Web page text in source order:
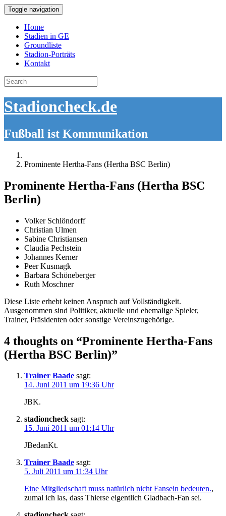
Toggle navigation
Home
Stadien in GE
Groundliste
Stadion-Porträts
Kontakt
Search
for:
Stadioncheck.de
Fußball ist Kommunikation
Prominente Hertha-Fans (Hertha BSC Berlin)
Prominente Hertha-Fans (Hertha BSC
Berlin)
Volker Schlöndorff
Christian Ulmen
Sabine Christiansen
Claudia Pechstein
Johannes Kerner
Peer Kusmagk
Barbara Schöneberger
Ruth Moschner
Diese Liste erhebt keinen Anspruch auf Vollständigkeit.
Ausgenommen sind Politiker, aktuelle und ehemalige Spieler,
Trainer, Präsidenten oder sonstige Vereinszugehörige.
4 thoughts on “Prominente Hertha-Fans
(Hertha BSC Berlin)”
Trainer Baade sagt:
14. Juni 2011 um 19:36 Uhr
JBK.
stadioncheck sagt:
15. Juni 2011 um 01:14 Uhr
JBedanKt.
Trainer Baade sagt:
5. Juli 2011 um 11:34 Uhr
Eine Mitgliedschaft muss natürlich nicht Fansein bedeuten.,
zumal ich las, dass Thierse eigentlich Gladbach-Fan sei.